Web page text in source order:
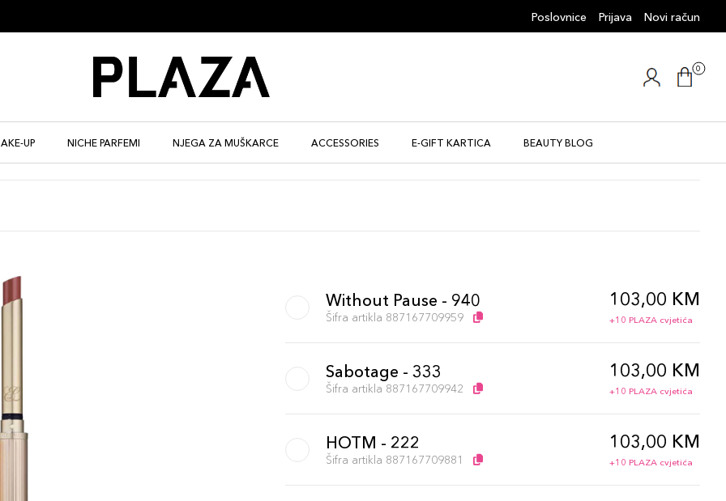
Poslovnice Prijava Novi račun
0
UP NICHE PARFEMI NJEGA ZA MUŠKARCE ACCESSORIES E-GIFT KARTICA BEAUTY BLOG
Without Pause - 940
Šifra artikla 887167709959
103,00 KM
+10 PLAZA cvjetića
Sabotage - 333
Šifra artikla 887167709942
103,00 KM
+10 PLAZA cvjetića
HOTM - 222
Šifra artikla 887167709881
103,00 KM
+10 PLAZA cvjetića